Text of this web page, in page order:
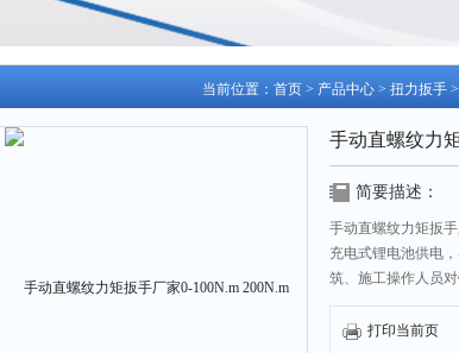
当前位置： 首页 > 产品中心 > 扭力扳手 >
手动直螺纹力
简要描述：
手动直螺纹力矩扳
充电式锂电池供电
筑、施工操作人员
矩的检验。
打印当前页